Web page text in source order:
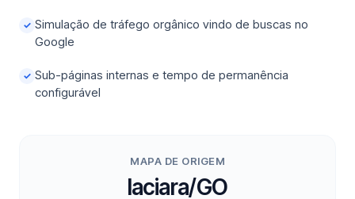
✓ Simulação de tráfego orgânico vindo de buscas no
Google
✓ Sub-páginas internas e tempo de permanência
configurável
MAPA DE ORIGEM
Iaciara/GO